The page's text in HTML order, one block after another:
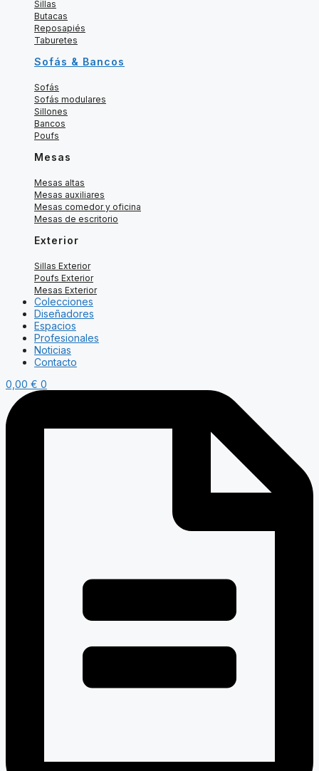
Sillas
Butacas
Reposapiés
Taburetes
Sofás & Bancos
Sofás
Sofás modulares
Sillones
Bancos
Poufs
Mesas
Mesas altas
Mesas auxiliares
Mesas comedor y oficina
Mesas de escritorio
Exterior
Sillas Exterior
Poufs Exterior
Mesas Exterior
Colecciones
Diseñadores
Espacios
Profesionales
Noticias
Contacto
0,00 € 0